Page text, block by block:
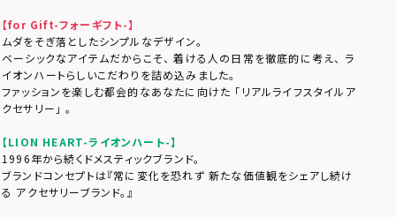
【for Gift-フォーギフト-】
ムダをそぎ落としたシンプルなデザイン。
ベーシックなアイテムだからこそ、 着ける人の日常を徹底的に考え、 ラ
イオンハートらしいこだわりを詰め込みました。
ファッションを楽しむ都会的なあなたに向けた 「リアルライフスタイルア
クセサリー」 。
【LION HEART-ライオンハート-】
1996年から続くドメスティックブランド。
ブランドコンセプトは『常に変化を恐れず 新たな価値観をシェアし続け
る アクセサリーブランド。』